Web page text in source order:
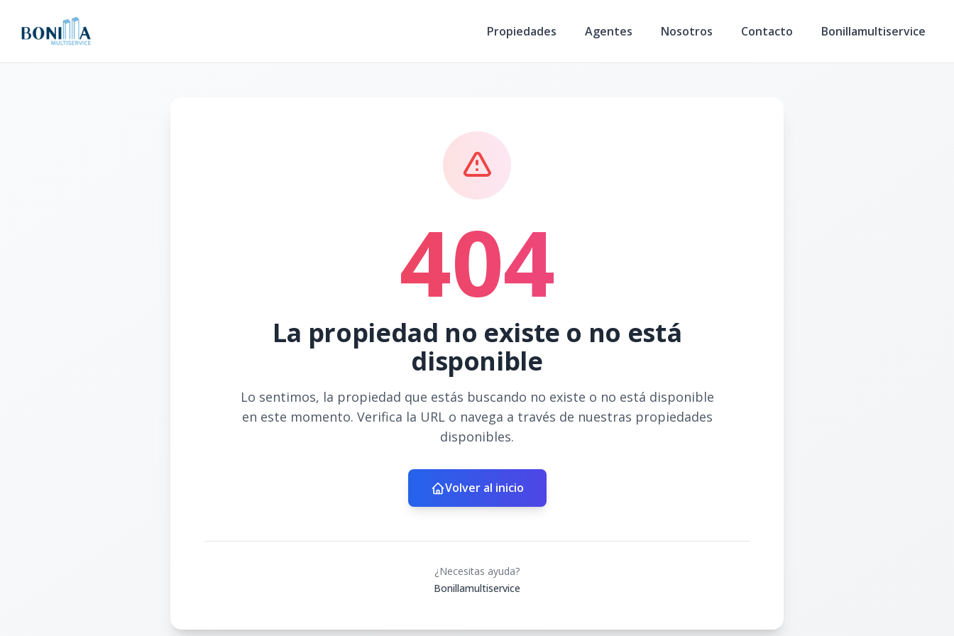
Propiedades Agentes Nosotros Contacto Bonillamultiservice
404
La propiedad no existe o no está
disponible
Lo sentimos, la propiedad que estás buscando no existe o no está disponible
en este momento. Verifica la URL o navega a través de nuestras propiedades
disponibles.
Volver al inicio
¿Necesitas ayuda?
Bonillamultiservice